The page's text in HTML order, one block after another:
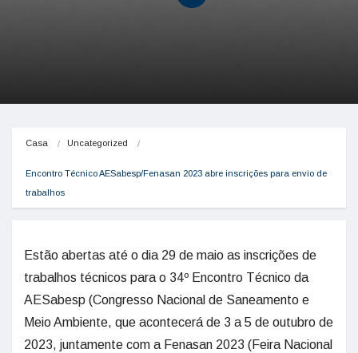
Casa Uncategorized
Encontro Técnico AESabesp/Fenasan 2023 abre inscrições para envio de
trabalhos
Estão abertas até o dia 29 de maio as inscrições de
trabalhos técnicos para o 34º Encontro Técnico da
AESabesp (Congresso Nacional de Saneamento e
Meio Ambiente, que acontecerá de 3 a 5 de outubro de
2023, juntamente com a Fenasan 2023 (Feira Nacional